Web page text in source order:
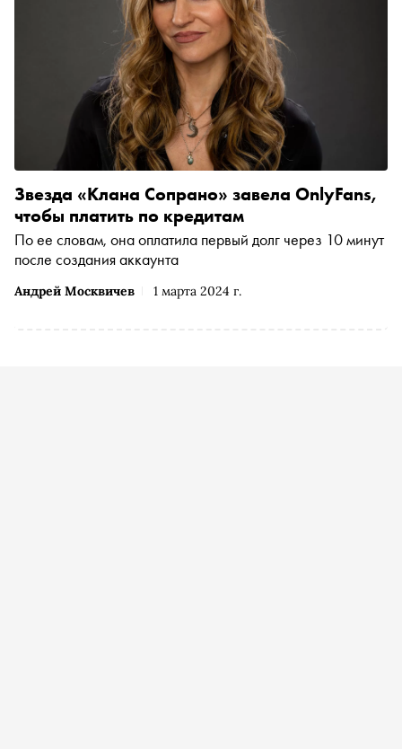
Андрей Москвичев 1 марта 2024 г.
Звезда «Клана Сопрано» завела OnlyFans,
чтобы платить по кредитам
По ее словам, она оплатила первый долг через 10 минут
после создания аккаунта